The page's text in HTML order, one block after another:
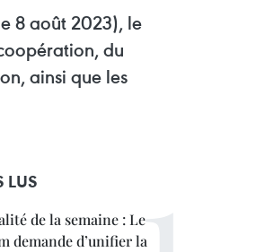
8 août 2023), le
du
ainsi que les
LUS
de la semaine : Le
demande d’unifier la